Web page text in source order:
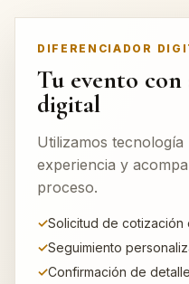
DIFERENCIADOR
Tu evento
digital
Utilizamos
experiencia y
proceso.
Solicitud de cotización
Seguimiento
Confirmación de